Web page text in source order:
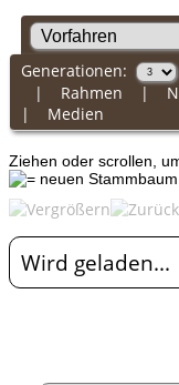
Generationen:
| Rahmen |
| Medien
Ziehen oder scrollen,
Wird geladen...